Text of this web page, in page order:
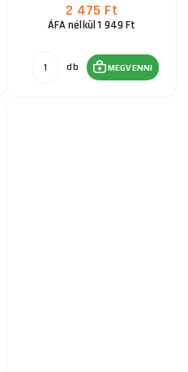
2 475 Ft
ÁFA nélkül 1 949 Ft
db MEGVENNI